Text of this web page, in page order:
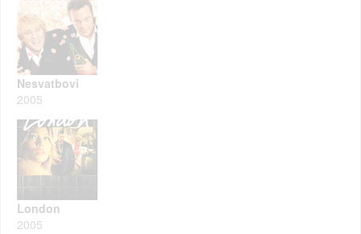
Nesvatbovi
2005
London
2005